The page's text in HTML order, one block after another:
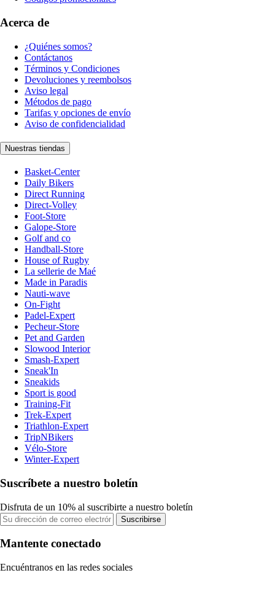
Acerca de
¿Quiénes somos?
Contáctanos
Términos y Condiciones
Devoluciones y reembolsos
Aviso legal
Métodos de pago
Tarifas y opciones de envío
Aviso de confidencialidad
Nuestras tiendas
Basket-Center
Daily Bikers
Direct Running
Direct-Volley
Foot-Store
Galope-Store
Golf and co
Handball-Store
House of Rugby
La sellerie de Maé
Made in Paradis
Nauti-wave
On-Fight
Padel-Expert
Pecheur-Store
Pet and Garden
Slowood Interior
Smash-Expert
Sneak'In
Sneakids
Sport is good
Training-Fit
Trek-Expert
Triathlon-Expert
TripNBikers
Vélo-Store
Winter-Expert
Suscríbete a nuestro boletín
Disfruta de un 10% al suscribirte a nuestro boletín
Suscribirse
Mantente conectado
Encuéntranos en las redes sociales